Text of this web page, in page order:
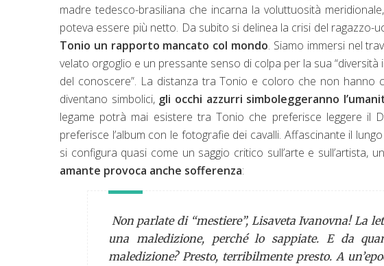
madre tedesco-brasiliana che incarna la voluttuosità
poteva essere più netto. Da subito si delinea la crisi del ragazzo-
Tonio un rapporto mancato col mondo. Siamo immersi nel
velato orgoglio e un pressante senso di colpa per la sua “diversità
del conoscere”. La distanza tra Tonio e coloro che non hanno
diventano simbolici,gli occhi azzurri simboleggeranno
legame potrà mai esistere tra Tonio che preferisce leggere il
preferisce l’album con le fotografie dei cavalli. Affascinante il
si configura quasi come un saggio critico sull’arte e sull’artista,
amante provoca anche sofferenza:
Non parlate di “mestiere”, Lisaveta Ivanovna! La
una maledizione, perché lo sappiate. E da
maledizione? Presto, terribilmente presto. A